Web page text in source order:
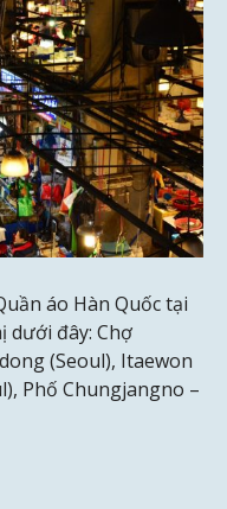
áo Hàn Quốc tại
dưới đây: Chợ
(Seoul), Itaewon
Phố Chungjangno –